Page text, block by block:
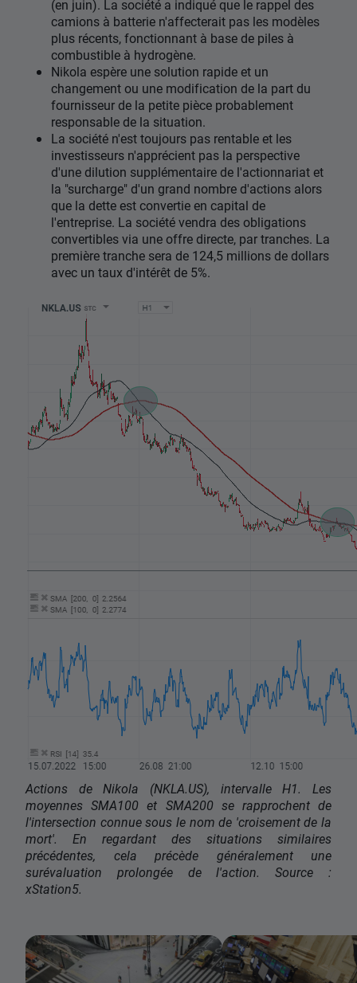
(en juin). La société a indiqué que le rappel des
camions à batterie n'affecterait pas les modèles
plus récents, fonctionnant à base de piles à
combustible à hydrogène.
Nikola espère une solution rapide et un
changement ou une modification de la part du
fournisseur de la petite pièce probablement
responsable de la situation.
La société n'est toujours pas rentable et les
investisseurs n'apprécient pas la perspective
d'une dilution supplémentaire de l'actionnariat et
la "surcharge" d'un grand nombre d'actions alors
que la dette est convertie en capital de
l'entreprise. La société vendra des obligations
convertibles via une offre directe, par tranches. La
première tranche sera de 124,5 millions de dollars
avec un taux d'intérêt de 5%.
Actions de Nikola (NKLA.US), intervalle H1. Les
moyennes SMA100 et SMA200 se rapprochent de
l'intersection connue sous le nom de 'croisement de la
mort'. En regardant des situations similaires
précédentes, cela précède généralement une
surévaluation prolongée de l'action. Source :
xStation5.